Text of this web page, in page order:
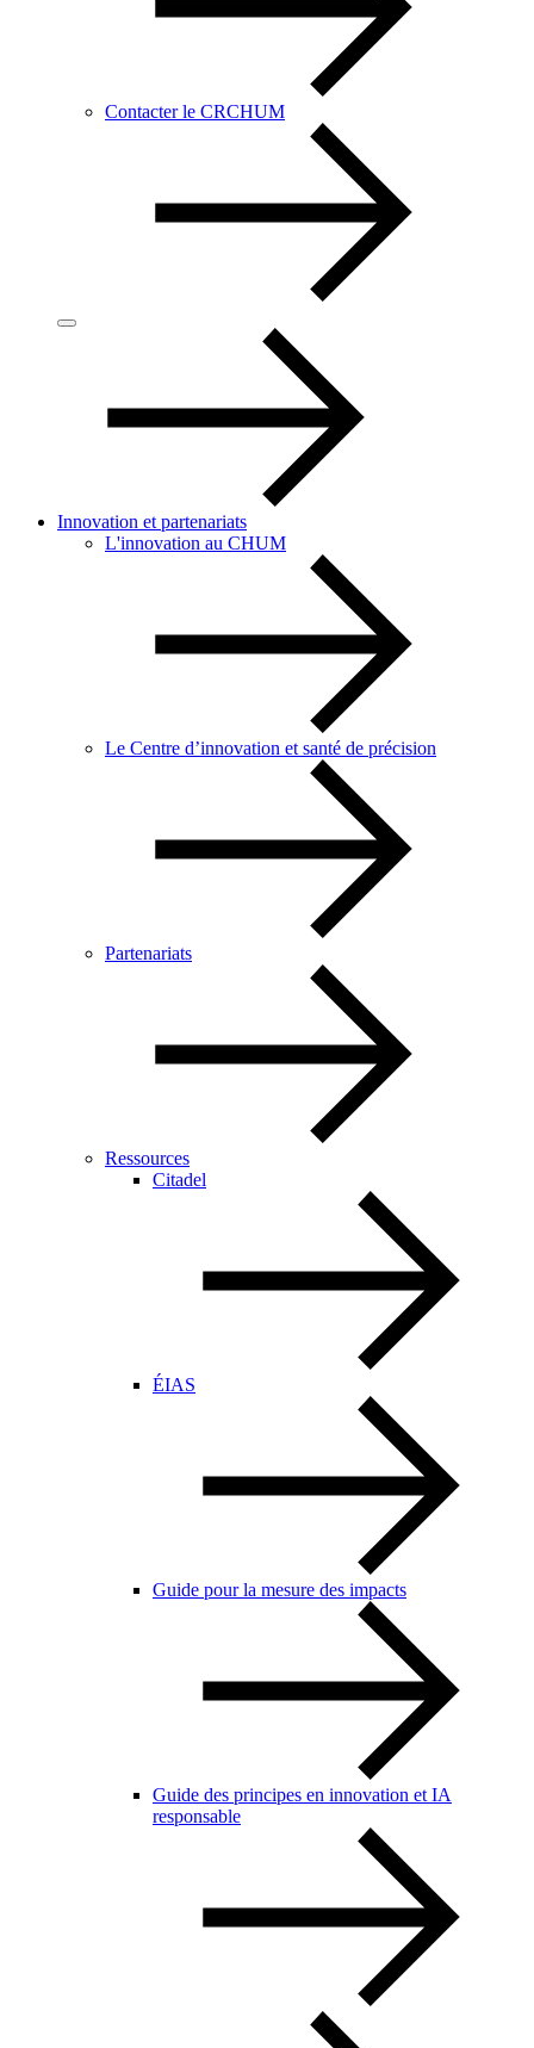
Contacter le CRCHUM
Innovation et partenariats
L'innovation au CHUM
Le Centre d’innovation et santé de précision
Partenariats
Ressources
Citadel
ÉIAS
Guide pour la mesure des impacts
Guide des principes en innovation et IA
responsable